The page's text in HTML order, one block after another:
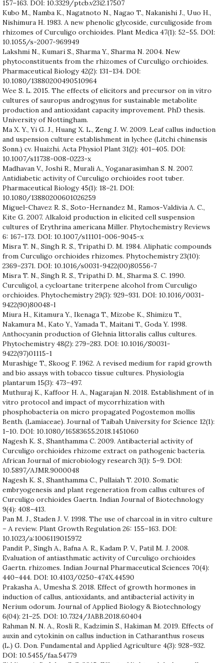
157–163. DOI: 10.3329/ptcb.v23i2.17507
Kubo M., Namba K., Nagatnoto N., Nagao T., Nakanishi J., Uuo H.,
Nishimura H. 1983. A new phenolic glycoside, curculigoside from
rhizomes of Curculigo orchioides. Plant Medica 47(1): 52–55. DOI:
10.1055/s-2007-969949
Lakshmi N., Kumari S., Sharma Y., Sharma N. 2004. New
phytoconstituents from the rhizomes of Curculigo orchioides.
Pharmaceutical Biology 42(2): 131–134. DOI:
10.1080/13880200490510964
Wee S. L. 2015. The effects of elicitors and precursor on in vitro
cultures of sauropus androgynus for sustainable metabolite
production and antioxidant capacity improvement. PhD thesis.
University of Nottingham.
Ma X. Y., Yi G. J., Huang X. L., Zeng J. W. 2009. Leaf callus induction
and uspension culture establishment in lychee (Litchi chinensis
Sonn.) cv. Huaizhi. Acta Physiol Plant 31(2): 401–405. DOI:
10.1007/s11738-008-0223-x
Madhavan V., Joshi R., Murali A., Yoganarasimhan S. N. 2007.
Antidiabetic activity of Curculigo orchioides root tuber.
Pharmaceutical Biology 45(1): 18–21. DOI:
10.1080/13880200601026259
Miguel-Chavez R. S., Soto-Hernandez M., Ramos-Valdivia A. C.,
Kite G. 2007. Alkaloid production in elicited cell suspension
cultures of Erythrina americana Miller. Phytochemistry Reviews
6: 167–173. DOI: 10.1007/s11101-006-9045-x
Misra T. N., Singh R. S., Tripathi D. M. 1984. Aliphatic compounds
from Curculigo orchioides rhizomes. Phytochemistry 23(10):
2369–2371. DOI: 10.1016/s0031-9422(00)80556-7
Misra T. N., Singh R. S., Tripathi D. M., Sharma S. C. 1990.
Curculigol, a cycloartane triterpene alcohol from Curculigo
orchioides. Phytochemistry 29(3): 929–931. DOI: 10.1016/0031-
9422(90)80048-l
Miura H., Kitamura Y., Ikenaga T., Mizobe K., Shimizu T.,
Nakamura M., Kato Y., Yamada T., Maitani T., Goda Y. 1998.
Anthocyanin production of Glehnia littoralis callus cultures.
Phytochemistry 48(2): 279–283. DOI: 10.1016/S0031-
9422(97)01115-1
Murashige T., Skoog F. 1962. A revised medium for rapid growth
and bio assays with tobacco tissue cultures. Physiologia
plantarum 15(3): 473–497.
Muthuraj K., Kaffoor H. A., Nagarajan N. 2018. Establishment of in
vitro protocol and impact of mycorrhization with
phosphobacteria on micro propagated Pogostemon mollis
Benth. (Lamiaceae). Journal of Taibah University for Science 12(1):
1–10. DOI: 10.1080/16583655.2018.1451060
Nagesh K. S., Shanthamma C. 2009. Antibacterial activity of
Curculigo orchioides rhizome extract on pathogenic bacteria.
African Journal of microbiology research 3(1): 5–9. DOI:
10.5897/AJMR.9000048
Nagesh K. S., Shanthamma C., Pullaiah T. 2010. Somatic
embryogenesis and plant regeneration from callus cultures of
Curculigo orchioides Gaertn. Indian Journal of Biotechnology
9(4): 408–413.
Pan M. J., Staden J. V. 1998. The use of charcoal in in vitro culture
– A review. Plant Growth Regulation 26: 155–163. DOI:
10.1023/a:1006119015972
Pandit P., Singh A., Bafna A. R., Kadam P. V., Patil M. J. 2008.
Evaluation of antiasthmatic activity of Curculigo orchioides
Gaertn. rhizomes. Indian Journal Pharmaceutical Sciences 70(4):
440–444. DOI: 10.4103/0250-474X.44590
Prakasha A., Umesha S. 2018. Effect of growth hormones in
induction of callus, antioxidants, and antibacterial activity in
Nerium odorum. Journal of Applied Biology & Biotechnology
6(04): 21–25. DOI: 10.7324/JABB.2018.60404
Rahman N. N. A., Rosli R., Kadzimin S., Hakiman M. 2019. Effects of
auxin and cytokinin on callus induction in Catharanthus roseus
(L.) G. Don. Fundamental and Applied Agriculture 4(3): 928–932.
DOI: 10.5455/faa.54779